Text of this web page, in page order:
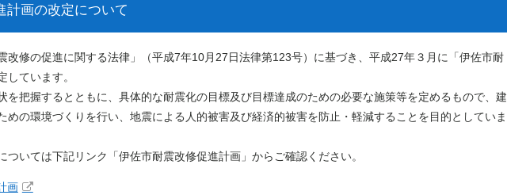
計画の改定について
改修の促進に関する法律」（平成7年10月27日法律第123号）に基づき、平成27年３月に「伊佐市耐
しています。
を把握するとともに、具体的な耐震化の目標及び目標達成のための必要な施策等を定めるもので、建
めの環境づくりを行い、地震による人的被害及び経済的被害を防止・軽減することを目的としていま
ついては下記リンク「伊佐市耐震改修促進計画」からご確認ください。
画